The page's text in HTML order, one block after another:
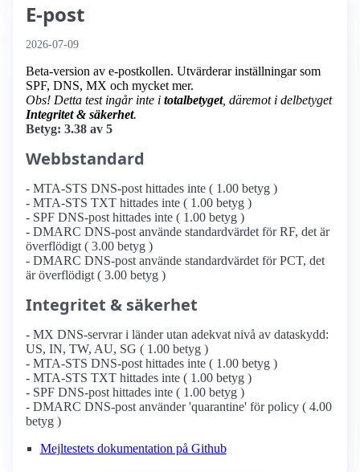
E-post
2026-07-09
Beta-version av e-postkollen. Utvärderar inställningar som
SPF, DNS, MX och mycket mer.
Obs! Detta test ingår inte i totalbetyget, däremot i delbetyget
Integritet & säkerhet.
Betyg: 3.38 av 5
Webbstandard
- MTA-STS DNS-post hittades inte ( 1.00 betyg )
- MTA-STS TXT hittades inte ( 1.00 betyg )
- SPF DNS-post hittades inte ( 1.00 betyg )
- DMARC DNS-post använde standardvärdet för RF, det är
överflödigt ( 3.00 betyg )
- DMARC DNS-post använde standardvärdet för PCT, det
är överflödigt ( 3.00 betyg )
Integritet & säkerhet
- MX DNS-servrar i länder utan adekvat nivå av dataskydd:
US, IN, TW, AU, SG ( 1.00 betyg )
- MTA-STS DNS-post hittades inte ( 1.00 betyg )
- MTA-STS TXT hittades inte ( 1.00 betyg )
- SPF DNS-post hittades inte ( 1.00 betyg )
- DMARC DNS-post använder 'quarantine' för policy ( 4.00
betyg )
Mejltestets dokumentation på Github